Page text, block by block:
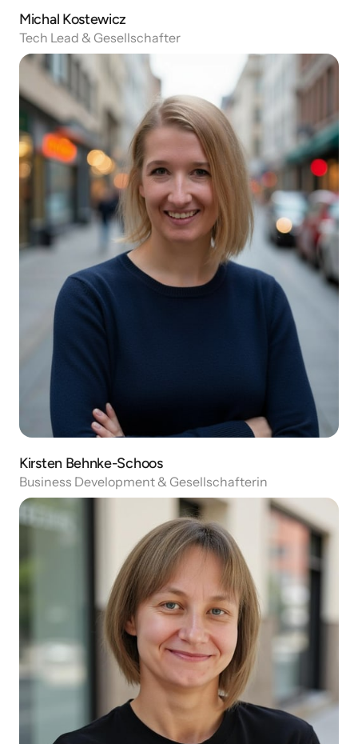
Michal Kostewicz
Tech Lead & Gesellschafter
Kirsten Behnke-Schoos
Business Development & Gesellschafterin